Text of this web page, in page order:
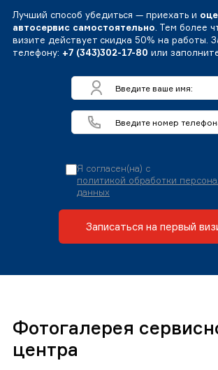
Лучший способ убедиться — приехать и
автосервис самостоятельно. Тем более
визите действует скидка 50% на работы.
телефону: +7 (343)302-17-80 или
Я согласен(на) с
политикой обработки
данных
Записаться на первый
Фотогалерея
центра